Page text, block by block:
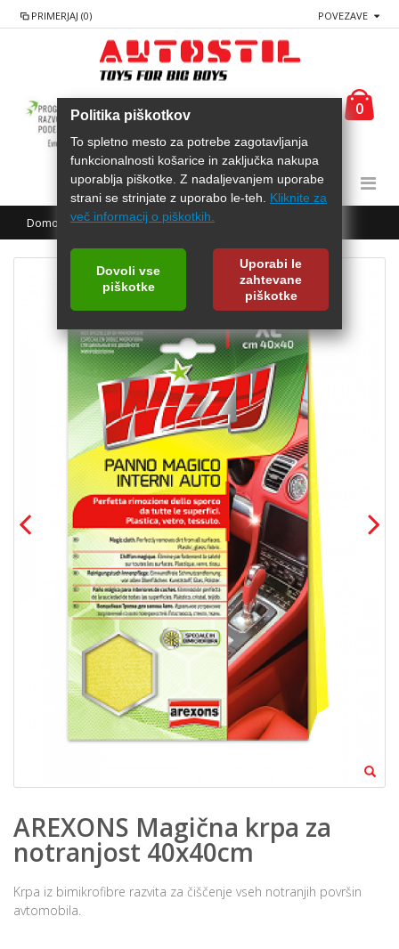
Politika piškotkov
To spletno mesto za potrebe zagotavljanja
funkcionalnosti košarice in zaključka nakupa
uporablja piškotke. Z nadaljevanjem uporabe
strani se strinjate z uporabo le-teh. Kliknite za
več informacij o piškotkih.
Dovoli vse
piškotke
Uporabi le
zahtevane
piškotke
PRIMERJAJ (0) POVEZAVE
0
Domov AREXONS Magična krpa za notranjost 40x40cm
AREXONS Magična krpa za
notranjost 40x40cm
Krpa iz bimikrofibre razvita za čiščenje vseh notranjih površin
avtomobila.